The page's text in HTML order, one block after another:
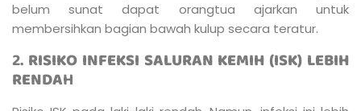
belum sunat dapat orangtua ajarkan untuk
membersihkan bagian bawah kulup secara teratur.
2. RISIKO INFEKSI SALURAN KEMIH (ISK) LEBIH
RENDAH